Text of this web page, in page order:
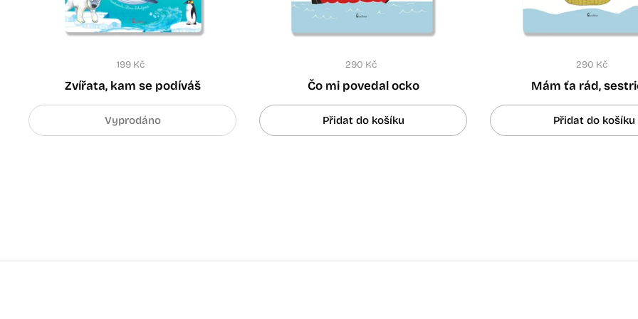
199 Kč
Zvířata, kam se podíváš
Vyprodáno
290 Kč
Čo mi povedal ocko
Přidat do košíku
290 Kč
Mám ťa rád,
Přidat do košíku